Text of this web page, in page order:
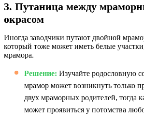
3. Путаница между
окрасом
Иногда заводчики путают двойной
который тоже может иметь белые
мрамора.
Решение: Изучайте родословную
мрамор может возникнуть только
двух мраморных родителей, тогда
может проявиться у потомства